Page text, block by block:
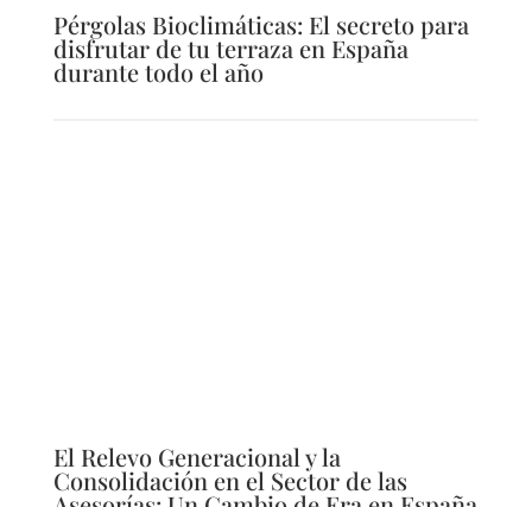
Pérgolas Bioclimáticas: El secreto para
disfrutar de tu terraza en España
durante todo el año
El Relevo Generacional y la
Consolidación en el Sector de las